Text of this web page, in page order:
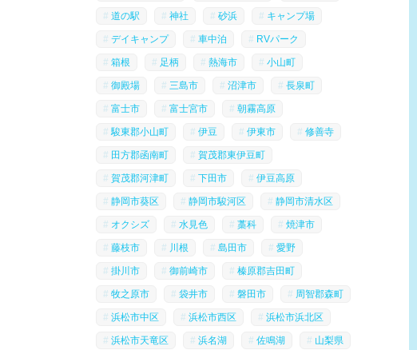
道の駅 神社 砂浜 キャンプ場
デイキャンプ 車中泊 RVパーク
箱根 足柄 熱海市 小山町
御殿場 三島市 沼津市 長泉町
富士市 富士宮市 朝霧高原
駿東郡小山町 伊豆 伊東市 修善寺
田方郡函南町 賀茂郡東伊豆町
賀茂郡河津町 下田市 伊豆高原
静岡市葵区 静岡市駿河区 静岡市清水区
オクシズ 水見色 藁科 焼津市
藤枝市 川根 島田市 愛野
掛川市 御前崎市 榛原郡吉田町
牧之原市 袋井市 磐田市 周智郡森町
浜松市中区 浜松市西区 浜松市浜北区
浜松市天竜区 浜名湖 佐鳴湖 山梨県